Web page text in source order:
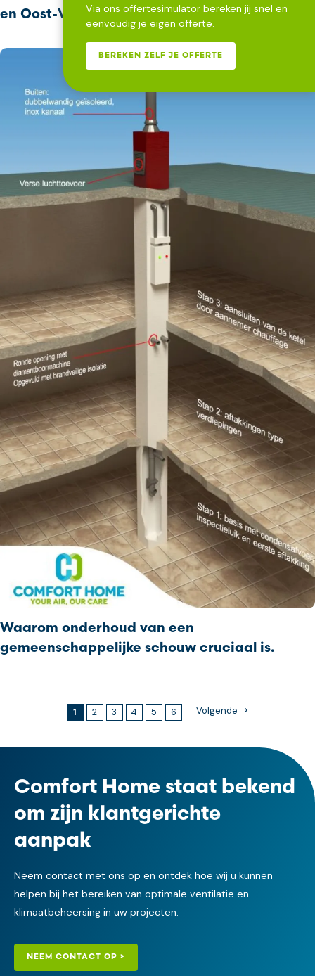
en Oost‑Vlaanderen: de complete gids
Waarom onderhoud van een
gemeenschappelijke schouw cruciaal is.
1 2 3 4 5 6 Volgende
Via ons offertesimulator bereken jij snel en
eenvoudig je eigen offerte.
BEREKEN ZELF JE OFFERTE
Comfort Home staat bekend
om zijn klantgerichte
aanpak
Neem contact met ons op en ontdek hoe wij u kunnen
helpen bij het bereiken van optimale ventilatie en
klimaatbeheersing in uw projecten.
NEEM CONTACT OP >